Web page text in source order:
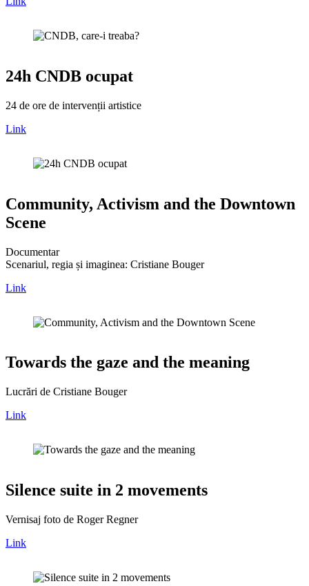
24h CNDB ocupat
24 de ore de intervenții artistice
Link
Community, Activism and the Downtown
Scene
Documentar
Scenariul, regia și imaginea: Cristiane Bouger
Link
Towards the gaze and the meaning
Lucrări de Cristiane Bouger
Link
Silence suite in 2 movements
Vernisaj foto de Roger Regner
Link